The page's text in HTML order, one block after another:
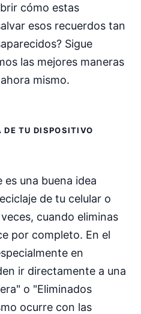
cómo estas
esos recuerdos tan
Sigue
las mejores maneras
mismo.
DE TU DISPOSITIVO
una buena idea
de tu celular o
cuando eliminas
por completo. En el
en
ir directamente a una
o "Eliminados
ocurre con las